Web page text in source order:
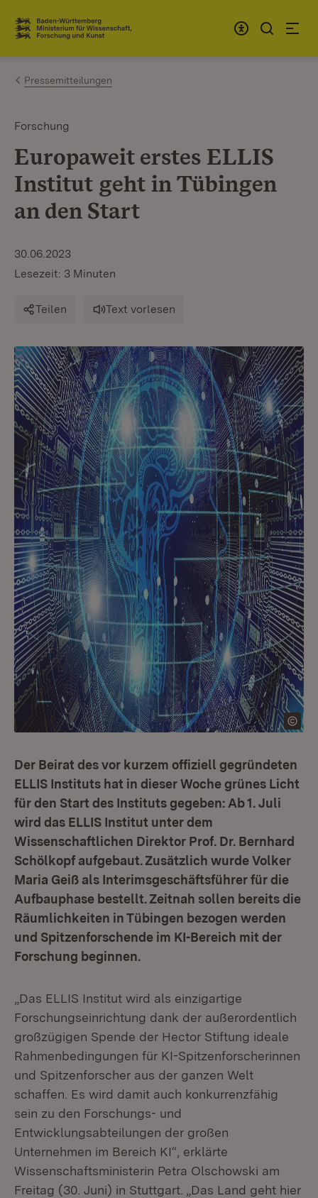
Zum Inhalt springen
Link zur Startseite
Pressemitteilungen
Forschung
Europaweit erstes ELLIS
Institut geht in Tübingen
an den Start
30.06.2023
Lesezeit: 3 Minuten
Teilen Text vorlesen
Der Beirat des vor kurzem offiziell gegründeten
ELLIS Instituts hat in dieser Woche grünes Licht
für den Start des Instituts gegeben: Ab 1. Juli
wird das ELLIS Institut unter dem
Wissenschaftlichen Direktor Prof. Dr. Bernhard
Schölkopf aufgebaut. Zusätzlich wurde Volker
Maria Geiß als Interimsgeschäftsführer für die
Aufbauphase bestellt. Zeitnah sollen bereits die
Räumlichkeiten in Tübingen bezogen werden
und Spitzenforschende im KI-Bereich mit der
Forschung beginnen.
„Das ELLIS Institut wird als einzigartige
Forschungseinrichtung dank der außerordentlich
großzügigen Spende der Hector Stiftung ideale
Rahmenbedingungen für KI-Spitzenforscherinnen
und Spitzenforscher aus der ganzen Welt
schaffen. Es wird damit auch konkurrenzfähig
sein zu den Forschungs- und
Entwicklungsabteilungen der großen
Unternehmen im Bereich KI“, erklärte
Wissenschaftsministerin Petra Olschowski am
Freitag (30. Juni) in Stuttgart. „Das Land geht hier